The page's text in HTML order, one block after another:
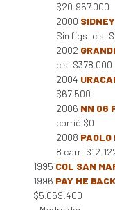
$20.967.000
2000
Sin figs. cls.
2002
cls. $378.000
2004
$67.500
2006 NN 06
corrió $0
2008
8 carr.
1995 COL SAN
1996 PAY ME BACK
$5.059.400